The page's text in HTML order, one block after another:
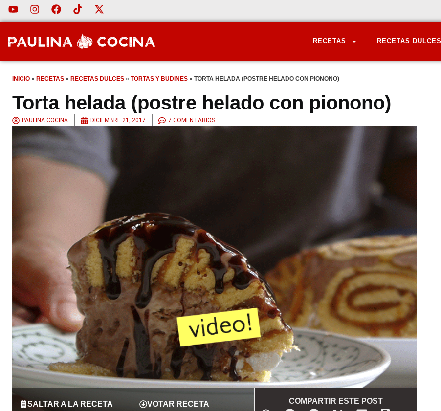
RECETAS RECETAS DULCES
INICIO » RECETAS » RECETAS DULCES » TORTAS Y BUDINES » TORTA HELADA (POSTRE HELADO CON PIONONO)
Torta helada (postre helado con pionono)
PAULINA COCINA DICIEMBRE 21, 2017 7 COMENTARIOS
SALTAR A LA RECETA VOTAR RECETA COMPARTIR ESTE POST